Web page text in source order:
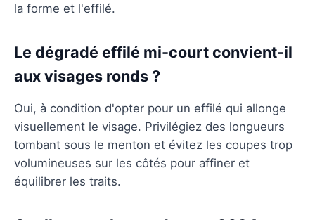
la forme et l'effilé.
Le dégradé effilé mi-court convient-il
aux visages ronds ?
Oui, à condition d'opter pour un effilé qui allonge
visuellement le visage. Privilégiez des longueurs
tombant sous le menton et évitez les coupes trop
volumineuses sur les côtés pour affiner et
équilibrer les traits.